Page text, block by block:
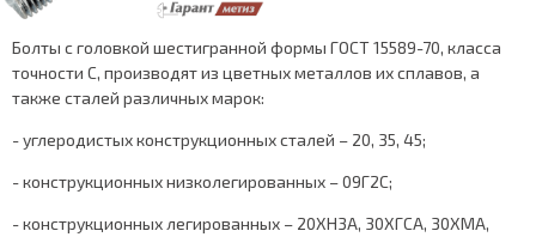
Болты с головкой шестигранной формы ГОСТ 15589-70, класса
точности С, производят из цветных металлов их сплавов, а
также сталей различных марок:
- углеродистых конструкционных сталей – 20, 35, 45;
- конструкционных низколегированных – 09Г2С;
- конструкционных легированных – 20ХН3А, 30ХГСА, 30ХМА,